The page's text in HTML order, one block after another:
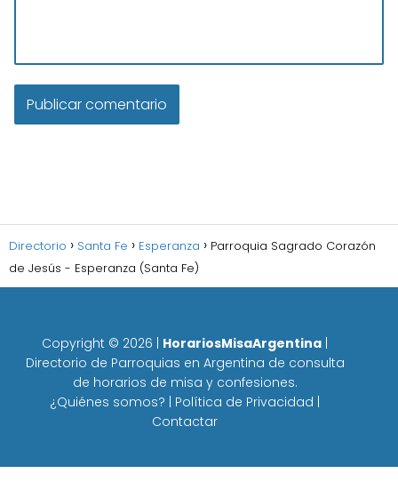
Directorio Santa Fe Esperanza
Parroquia Sagrado Corazón
de Jesús - Esperanza (Santa Fe)
Copyright © 2026 HorariosMisaArgentina
Directorio de Parroquias en Argentina de consulta
de horarios de misa y confesiones.
¿Quiénes somos?
Política de Privacidad
Contactar